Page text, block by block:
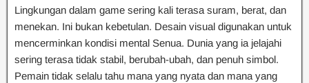
Lingkungan dalam game sering kali terasa suram, berat, dan
menekan. Ini bukan kebetulan. Desain visual digunakan untuk
mencerminkan kondisi mental Senua. Dunia yang ia jelajahi
sering terasa tidak stabil, berubah-ubah, dan penuh simbol.
Pemain tidak selalu tahu mana yang nyata dan mana yang